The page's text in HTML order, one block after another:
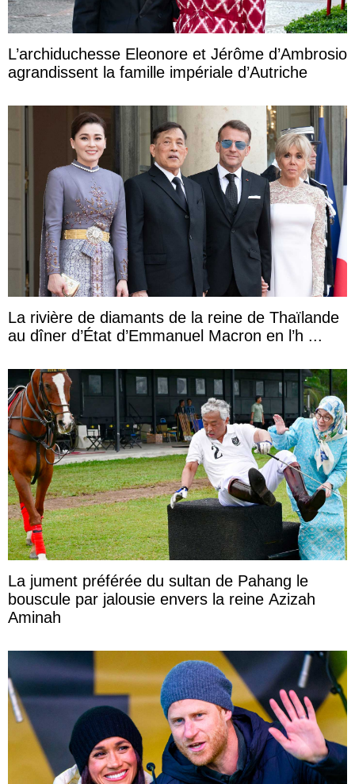
L’archiduchesse Eleonore et Jérôme d’Ambrosio
agrandissent la famille impériale d’Autriche
La rivière de diamants de la reine de Thaïlande
au dîner d’État d’Emmanuel Macron en l’h ...
La jument préférée du sultan de Pahang le
bouscule par jalousie envers la reine Azizah
Aminah